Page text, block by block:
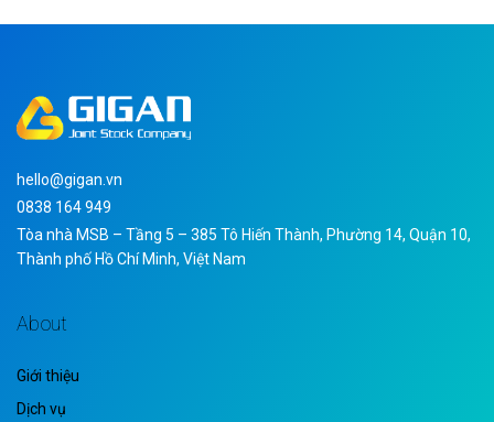
hello@gigan.vn
0838 164 949
Tòa nhà MSB – Tầng 5 – 385 Tô Hiến Thành, Phường 14, Quận 10,
Thành phố Hồ Chí Minh, Việt Nam
About
Giới thiệu
Dịch vụ